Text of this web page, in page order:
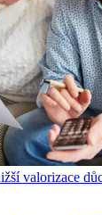
valorizace